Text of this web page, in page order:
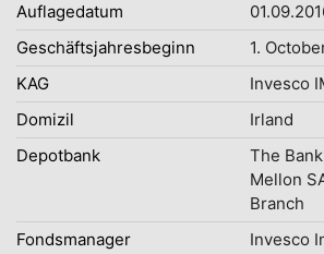
Auflagedatum
Geschäftsjahresbeginn
1.
KAG
Invesco
Domizil
Irland
Depotbank
The
Mellon
Branch
Fondsmanager
Invesco